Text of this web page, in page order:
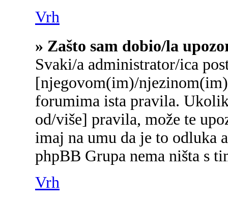
Vrh
» Zašto sam dobio/la
Svaki/a administrator/ica
[njegovom(im)/
forumima ista pravila.
od/više] pravila, može te
imaj na umu da je to odluka
phpBB Grupa nema ništa s
Vrh